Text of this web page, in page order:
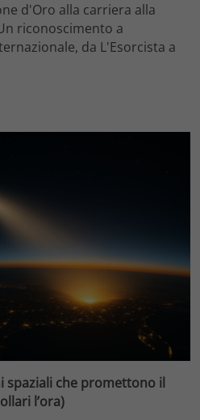
d'Oro alla carriera alla
riconoscimento a
da L'Esorcista a
spaziali che promettono il
l’ora)